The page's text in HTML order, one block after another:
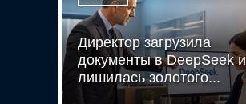
Директор загрузила
документы в DeepSeek и
лишилась золотого...